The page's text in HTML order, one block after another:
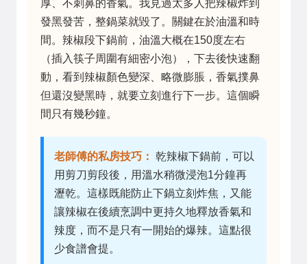
厚、不刺鼻的香氣。我見過太多人把辣椒炸到
發黑發苦，整鍋菜就毀了。關鍵在於油溫和時
間。辣椒段下鍋前，油溫大概在150度左右
（插入筷子周圍有細密小泡），下去後快速翻
動，看到辣椒顏色變深、略微膨脹，香氣撲鼻
但還沒變黑時，就要立刻進行下一步。這個瞬
間只有幾秒鐘。
老師傅的私房技巧： 乾辣椒下鍋前，可以
用剪刀剪段後，用溫水稍微浸泡1分鐘再
瀝乾。這樣既能防止下鍋立刻炸焦，又能
讓辣椒在後續烹調中更持久地釋放香氣和
辣度，而不是只有一開始的爆辣。這點很
少食譜會提。